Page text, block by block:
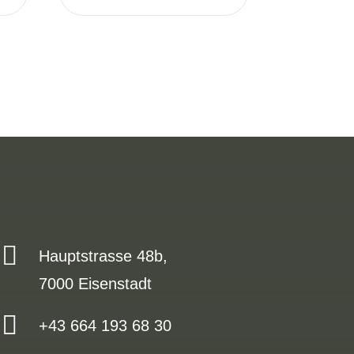

Hauptstrasse 48b,
7000 Eisenstadt
 +43 664 193 68 30